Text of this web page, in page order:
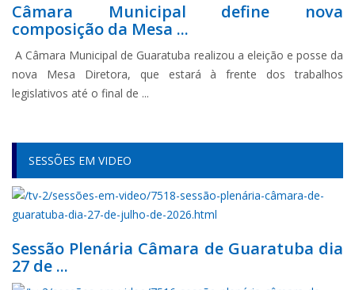
Câmara Municipal define nova
composição da Mesa ...
A Câmara Municipal de Guaratuba realizou a eleição e posse da
nova Mesa Diretora, que estará à frente dos trabalhos
legislativos até o final de ...
SESSÕES EM VIDEO
Sessão Plenária Câmara de Guaratuba dia
27 de ...